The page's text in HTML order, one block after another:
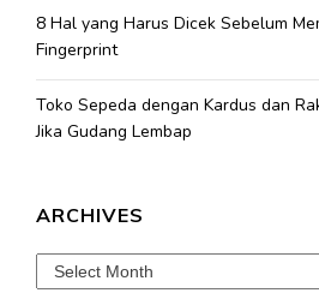
8 Hal yang Harus Dicek Sebelum
Fingerprint
Toko Sepeda dengan Kardus dan
Jika Gudang Lembap
ARCHIVES
Archives